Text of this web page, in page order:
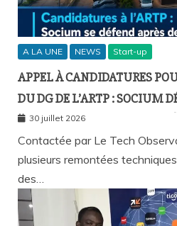
A LA UNE NEWS Start-up
APPEL À CANDIDATURES
DU DG DE L’ARTP : SOCIUM
DE SA PLATEFORME MALGRÉ
REMONTÉES TECHNIQUES
30 juillet 2026
Contactée par Le Tech
plusieurs remontées
des…